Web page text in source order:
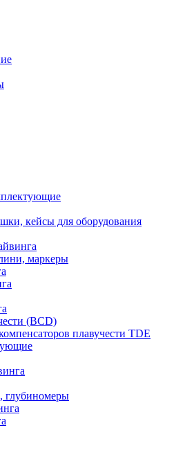
кейсы для оборудования
маркеры
(BCD)
плавучести TDE
глубиномеры